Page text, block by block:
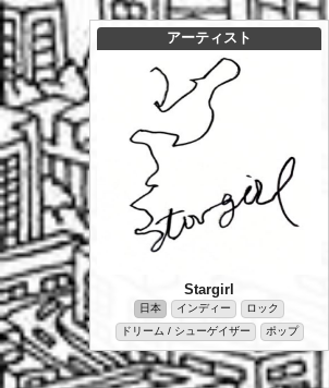
アーティスト
Stargirl
日本 インディー
ロック
ドリーム / シューゲイザー
ポップ